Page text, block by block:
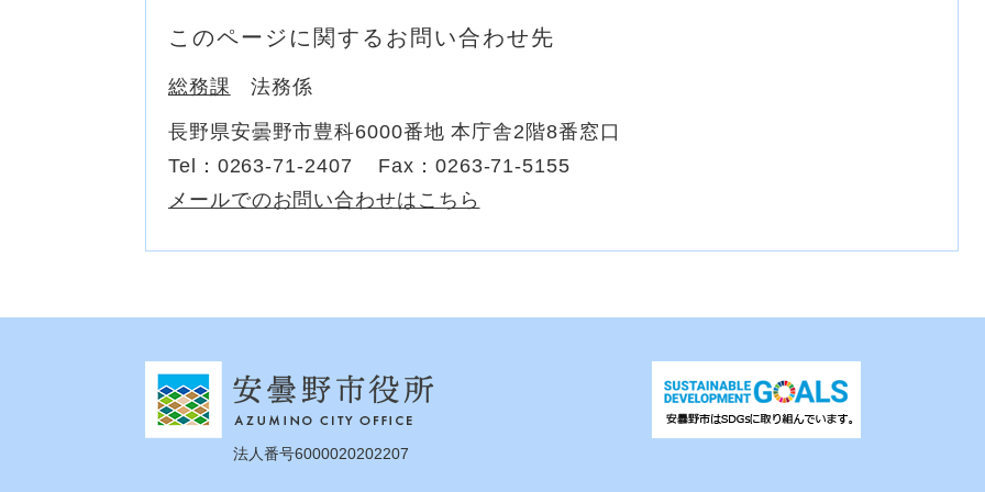
このページに関するお問い合わせ先
総務課 法務係
長野県安曇野市豊科6000番地 本庁舎2階8番窓口
Tel：0263-71-2407
Fax：0263-71-5155
メールでのお問い合わせはこちら
法人番号6000020202207